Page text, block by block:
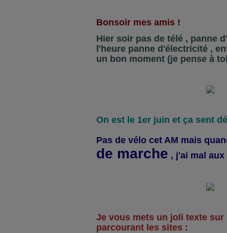
Bonsoir mes amis !
Hier soir pas de télé , panne
l'heure panne d'électricité ,
un bon moment (je pense à
On est le 1er juin et ça sent
Pas de vélo cet AM mais
de marche , j'ai mal
Je vous mets un joli texte
parcourant les sites :